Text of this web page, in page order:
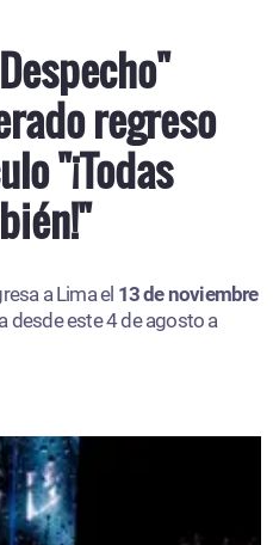
regreso
"¡Todas
a Lima el 13 de noviembre
desde este 4 de agosto a